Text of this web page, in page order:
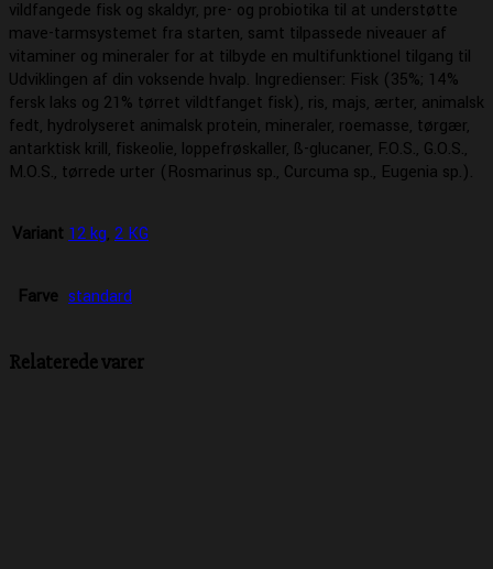
vildfangede fisk og skaldyr, pre- og probiotika til at understøtte
mave-tarmsystemet fra starten, samt tilpassede niveauer af
vitaminer og mineraler for at tilbyde en multifunktionel tilgang til
Udviklingen af din voksende hvalp. Ingredienser: Fisk (35%; 14%
fersk laks og 21% tørret vildtfanget fisk), ris, majs, ærter, animalsk
fedt, hydrolyseret animalsk protein, mineraler, roemasse, tørgær,
antarktisk krill, fiskeolie, loppefrøskaller, ß-glucaner, F.O.S., G.O.S.,
M.O.S., tørrede urter (Rosmarinus sp., Curcuma sp., Eugenia sp.).
Variant 12 kg, 2 KG
Farve standard
Relaterede varer